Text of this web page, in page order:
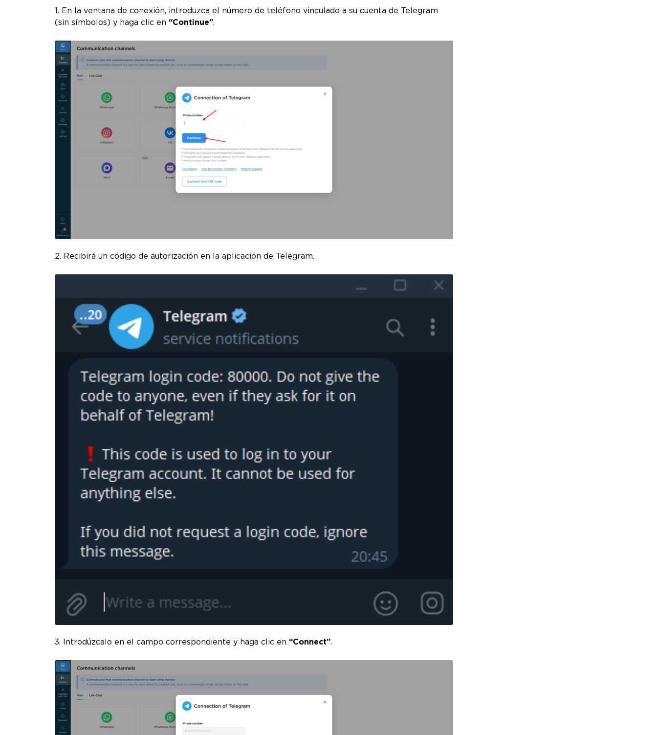
1. En la ventana de conexión, introduzca el número de teléfono vinculado a su cuenta de Telegram
(sin símbolos) y haga clic en “Continue”.
2. Recibirá un código de autorización en la aplicación de Telegram.
3. Introdúzcalo en el campo correspondiente y haga clic en “Connect”.